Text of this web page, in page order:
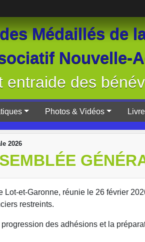
Médaillés de
Nouvelle-
entraide des
Photos & Vidéos
2026
Lot-et-Garonne, réunie le 26 février
restreints.
des adhésions et la